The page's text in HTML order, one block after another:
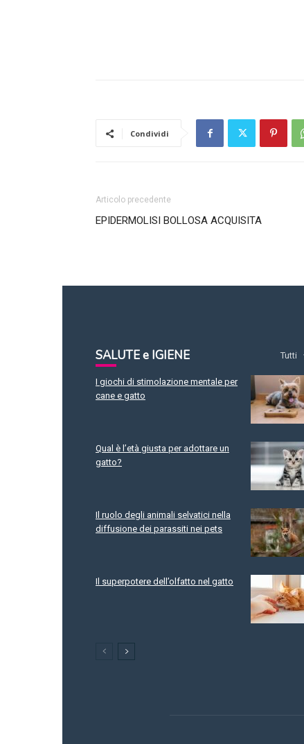
Condividi
Articolo precedente
EPIDERMOLISI BOLLOSA ACQUISITA
SALUTE e IGIENE Tutti
I giochi di stimolazione mentale per
cane e gatto
Qual è l’età giusta per adottare un
gatto?
Il ruolo degli animali selvatici nella
diffusione dei parassiti nei pets
Il superpotere dell’olfatto nel gatto